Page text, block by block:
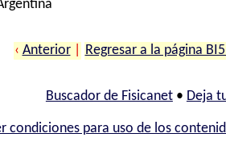
‹ Anterior Regresar a la página
Buscador de Fisicanet• Deja
condiciones para uso de los